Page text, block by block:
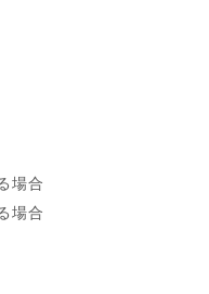
場合
場合